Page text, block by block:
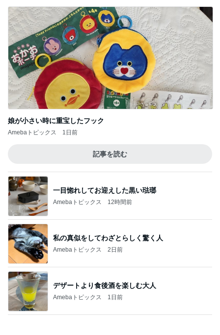
娘が小さい時に重宝したフック
Amebaトピックス 1日前
記事を読む
Amebaトピックス 12時間前
私の真似をしてわざとらしく驚く人
Amebaトピックス 2日前
デザートより食後酒を楽しむ大人
Amebaトピックス 1日前